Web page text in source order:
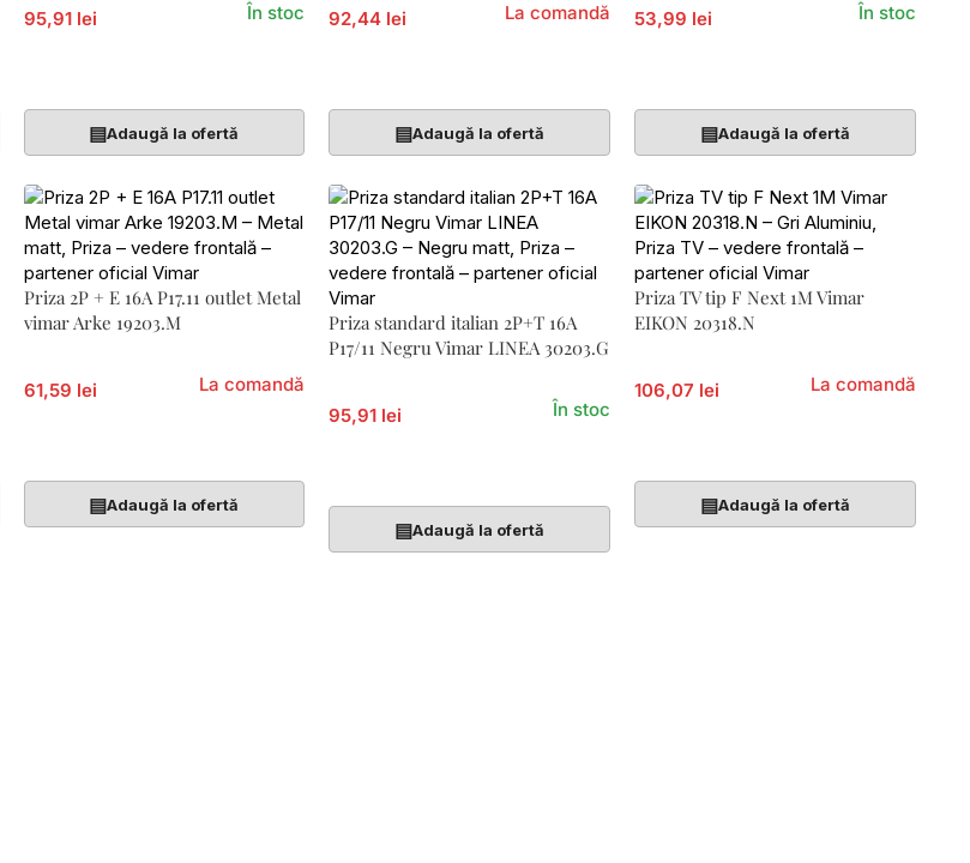
95,91 lei În stoc
▤Adaugă la ofertă
92,44 lei La comandă
▤Adaugă la ofertă
53,99 lei În stoc
▤Adaugă la ofertă
Priza 2P + E 16A P17.11 outlet Metal
vimar Arke 19203.M
61,59 lei La comandă
▤Adaugă la ofertă
Priza standard italian 2P+T 16A
P17/11 Negru Vimar LINEA 30203.G
95,91 lei În stoc
▤Adaugă la ofertă
Priza TV tip F Next 1M Vimar
EIKON 20318.N
106,07 lei La comandă
▤Adaugă la ofertă